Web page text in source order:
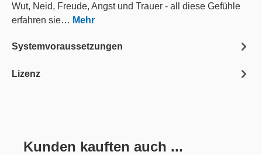
Wut, Neid, Freude, Angst und Trauer - all diese Gefühle
erfahren sie… Mehr
Systemvoraussetzungen
Lizenz
Produktgalerie überspringen
Kunden kauften auch ...